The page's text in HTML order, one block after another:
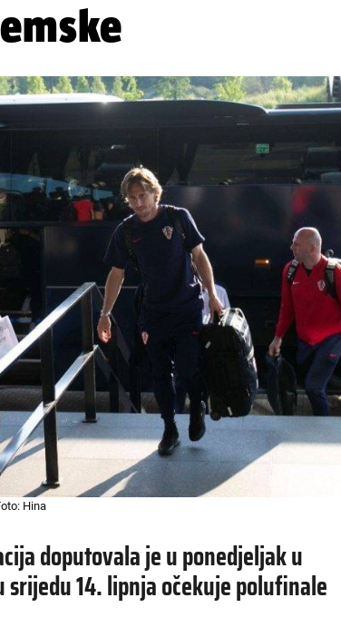
Hina
doputovala je u ponedjeljak u
14. lipnja očekuje polufinale